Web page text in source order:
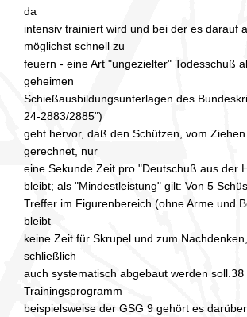
da
intensiv trainiert wird und bei der es darauf
möglichst schnell zu
feuern - eine Art "ungezielter" Todesschuß
geheimen
Schießausbildungsunterlagen des
24-2883/2885")
geht hervor, daß den Schützen, vom
gerechnet, nur
eine Sekunde Zeit pro "Deutschuß aus der
bleibt; als "Mindestleistung" gilt: Von 5
Treffer im Figurenbereich (ohne Arme und
bleibt
keine Zeit für Skrupel und zum
schließlich
auch systematisch abgebaut werden soll.38
Trainingsprogramm
beispielsweise der GSG 9 gehört es